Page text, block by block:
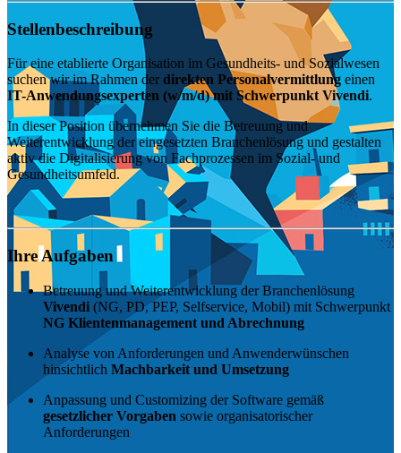
Stellenbeschreibung
Für eine etablierte Organisation im Gesundheits- und Sozialwesen
suchen wir im Rahmen der direkten Personalvermittlung einen
IT-Anwendungsexperten (w/m/d) mit Schwerpunkt Vivendi.
In dieser Position übernehmen Sie die Betreuung und
Weiterentwicklung der eingesetzten Branchenlösung und gestalten
aktiv die Digitalisierung von Fachprozessen im Sozial- und
Gesundheitsumfeld.
Ihre Aufgaben
Betreuung und Weiterentwicklung der Branchenlösung
Vivendi (NG, PD, PEP, Selfservice, Mobil) mit Schwerpunkt
NG Klientenmanagement und Abrechnung
Analyse von Anforderungen und Anwenderwünschen
hinsichtlich Machbarkeit und Umsetzung
Anpassung und Customizing der Software gemäß
gesetzlicher Vorgaben sowie organisatorischer
Anforderungen